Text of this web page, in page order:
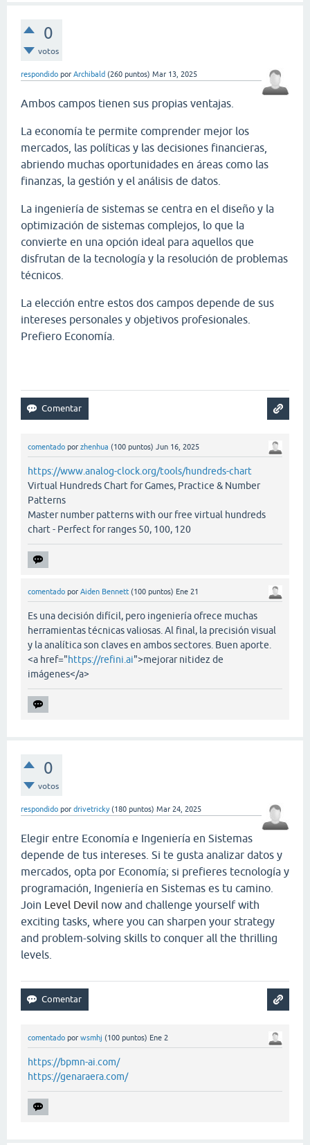
0
votos
respondido por Archibald (260 puntos) Mar 13, 2025
Ambos campos tienen sus propias ventajas.
La economía te permite comprender mejor los
mercados, las políticas y las decisiones financieras,
abriendo muchas oportunidades en áreas como las
finanzas, la gestión y el análisis de datos.
La ingeniería de sistemas se centra en el diseño y la
optimización de sistemas complejos, lo que la
convierte en una opción ideal para aquellos que
disfrutan de la tecnología y la resolución de problemas
técnicos.
La elección entre estos dos campos depende de sus
intereses personales y objetivos profesionales.
Prefiero Economía.
comentado por zhenhua (100 puntos) Jun 16, 2025
https://www.analog-clock.org/tools/hundreds-chart
Virtual Hundreds Chart for Games, Practice & Number
Patterns
Master number patterns with our free virtual hundreds
chart - Perfect for ranges 50, 100, 120
comentado por Aiden Bennett (100 puntos) Ene 21
Es una decisión difícil, pero ingeniería ofrece muchas
herramientas técnicas valiosas. Al final, la precisión visual
y la analítica son claves en ambos sectores. Buen aporte.
<a href="https://refini.ai">mejorar nitidez de
imágenes</a>
0
votos
respondido por drivetricky (180 puntos) Mar 24, 2025
Elegir entre Economía e Ingeniería en Sistemas
depende de tus intereses. Si te gusta analizar datos y
mercados, opta por Economía; si prefieres tecnología y
programación, Ingeniería en Sistemas es tu camino.
Join Level Devil now and challenge yourself with
exciting tasks, where you can sharpen your strategy
and problem-solving skills to conquer all the thrilling
levels.
comentado por wsmhj (100 puntos) Ene 2
https://bpmn-ai.com/
https://genaraera.com/